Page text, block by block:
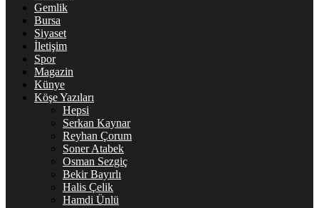
Gemlik
Bursa
Siyaset
İletişim
Spor
Magazin
Künye
Köşe Yazıları
Hepsi
Serkan Kaynar
Reyhan Çorum
Soner Atabek
Osman Sezgiç
Bekir Bayırlı
Halis Çelik
Hamdi Ünlü